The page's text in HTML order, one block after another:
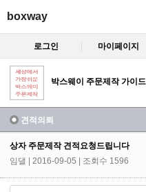
boxway
로그인 마이페이지
박스웨이 주문제작 가이드
견적의뢰
상자 주문제작 견적요청드립니다
임댈 | 2016-09-05 | 조회수 1596